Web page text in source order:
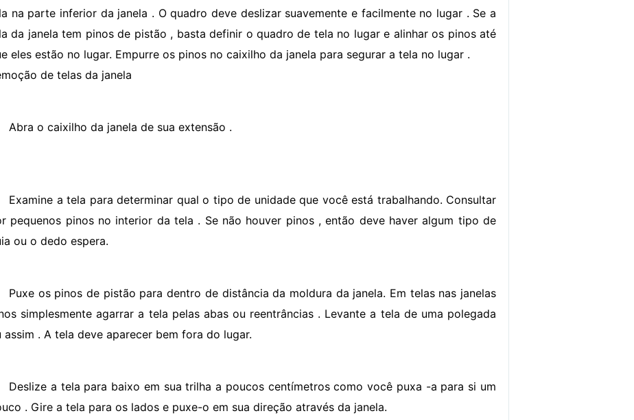
na parte inferior da janela . O quadro deve deslizar suavemente e facilmente no lugar . Se a
da janela tem pinos de pistão , basta definir o quadro de tela no lugar e alinhar os pinos até
eles estão no lugar. Empurre os pinos no caixilho da janela para segurar a tela no lugar .
de telas da janela
Abra o caixilho da janela de sua extensão .
Examine a tela para determinar qual o tipo de unidade que você está trabalhando. Consultar
pequenos pinos no interior da tela . Se não houver pinos , então deve haver algum tipo de
ou o dedo espera.
Puxe os pinos de pistão para dentro de distância da moldura da janela. Em telas nas janelas
simplesmente agarrar a tela pelas abas ou reentrâncias . Levante a tela de uma polegada
assim . A tela deve aparecer bem fora do lugar.
Deslize a tela para baixo em sua trilha a poucos centímetros como você puxa -a para si um
. Gire a tela para os lados e puxe-o em sua direção através da janela.